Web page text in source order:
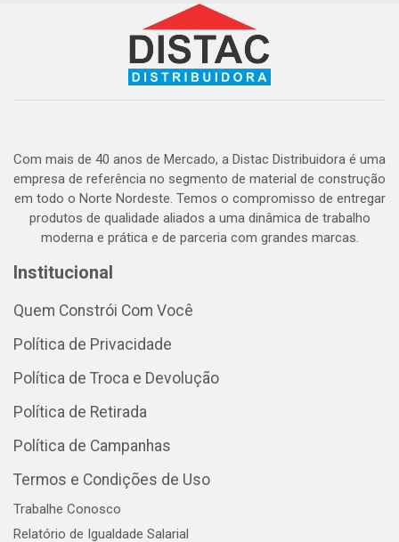
Com mais de 40 anos de Mercado, a Distac Distribuidora é uma
empresa de referência no segmento de material de construção
em todo o Norte Nordeste. Temos o compromisso de entregar
produtos de qualidade aliados a uma dinâmica de trabalho
moderna e prática e de parceria com grandes marcas.
Institucional
Quem Constrói Com Você
Política de Privacidade
Política de Troca e Devolução
Política de Retirada
Política de Campanhas
Termos e Condições de Uso
Trabalhe Conosco
Relatório de Igualdade Salarial